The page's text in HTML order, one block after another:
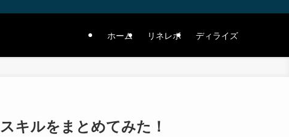
ホーム リネレボ ディライズ
キルをまとめてみた！